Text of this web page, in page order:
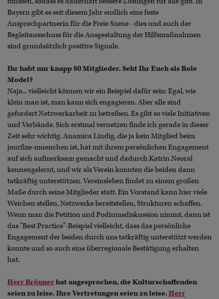
Bayern gibt es seit diesem Jahr endlich eine feste
Ansprechpartnerin für die Freie Szene - dies und auch der
Begleitausschuss für die Ausgestaltung der Hilfsmaßnahmen
sind grundsätzlich positive Signale.
Ihr habt nur knapp 80 Mitglieder. Seht Ihr Euch als Role
Model?
Naja... vielleicht können wir ein Beispiel dafür sein: Egal, wie
klein man ist, man kann sich engagieren. Aber alle sind
gefordert Netzwerkarbeit zu betreiben. Es gibt so viele Initiativen
und Verbände. Sich erstmal vernetzen finde ich gerade in dieser
Zeit sehr wichtig. Anamica Lindig, die ja kein Mitglied beim
jourfixe-muenchen ist, hat mit ihrem persönlichen Engagement
auf sich aufmerksam gemacht und dadurch Katrin Neoral
kennengelernt, und wir als Verein konnten die beiden dann
tatkräftig unterstützen. Vereinsleben findet zu einem großen
Maße durch seine Mitglieder statt. Ein Vorstand kann hier viele
Weichen stellen, Netzwerke bereitstellen, Strukturen schaffen.
Wenn man die Petition und Podiumsdiskussion nimmt, dann ist
das "Best Practice"-Beispiel vielleicht, dass das persönliche
Engagement der beiden durch uns tatkräftig unterstützt werden
konnte und so auch eine überregionale Bestätigung erhalten
hat.
Herr Brönnerhat angesprochen, die Kulturschaffenden
seien zu leise. Ihre Vertretungen seien zu leise.Herr